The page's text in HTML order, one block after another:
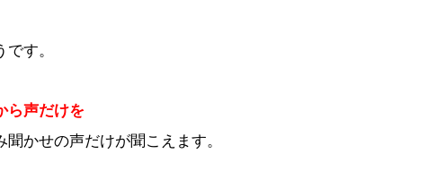
す。
ら声だけを
かせの声だけが聞こえます。